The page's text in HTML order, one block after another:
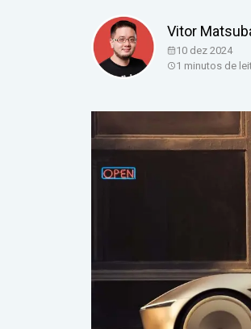
Vitor
10 dez 2024
1 minutos de